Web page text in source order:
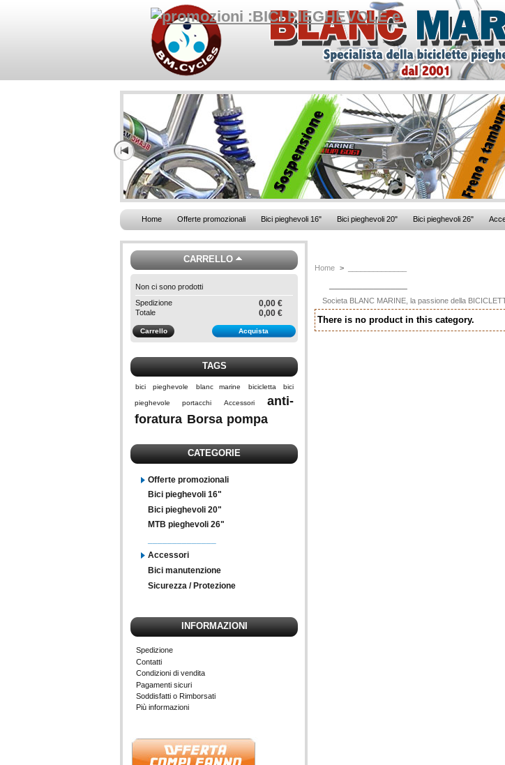
Home Offerte promozionali Bici pieghevoli 16" Bici pieghevoli 20" Bici pieghevoli 26"
CARRELLO
Non ci sono prodotti
Spedizione
0,00 €
Totale 0,00 €
Carrello Acquista
TAGS
bici pieghevole blanc marine bicicletta bici
pieghevole portacchi Accessori
anti-
foratura Borsa pompa
CATEGORIE
Offerte promozionali
Bici pieghevoli 16"
Bici pieghevoli 20"
MTB pieghevoli 26"
Accessori
Bici manutenzione
Sicurezza / Protezione
INFORMAZIONI
Spedizione
Contatti
Condizioni di vendita
Pagamenti sicuri
Soddisfatti o Rimborsati
Più informazioni
Home >
Societa BLANC MARINE, la passione della
There is no product in this category.